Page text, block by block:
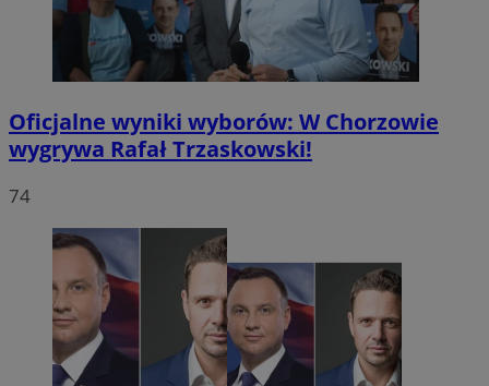
Oficjalne wyniki wyborów: W Chorzowie
wygrywa Rafał Trzaskowski!
74